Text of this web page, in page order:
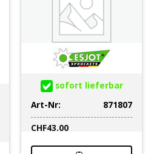
sofort lieferbar
Art-Nr:
871807
CHF43.00